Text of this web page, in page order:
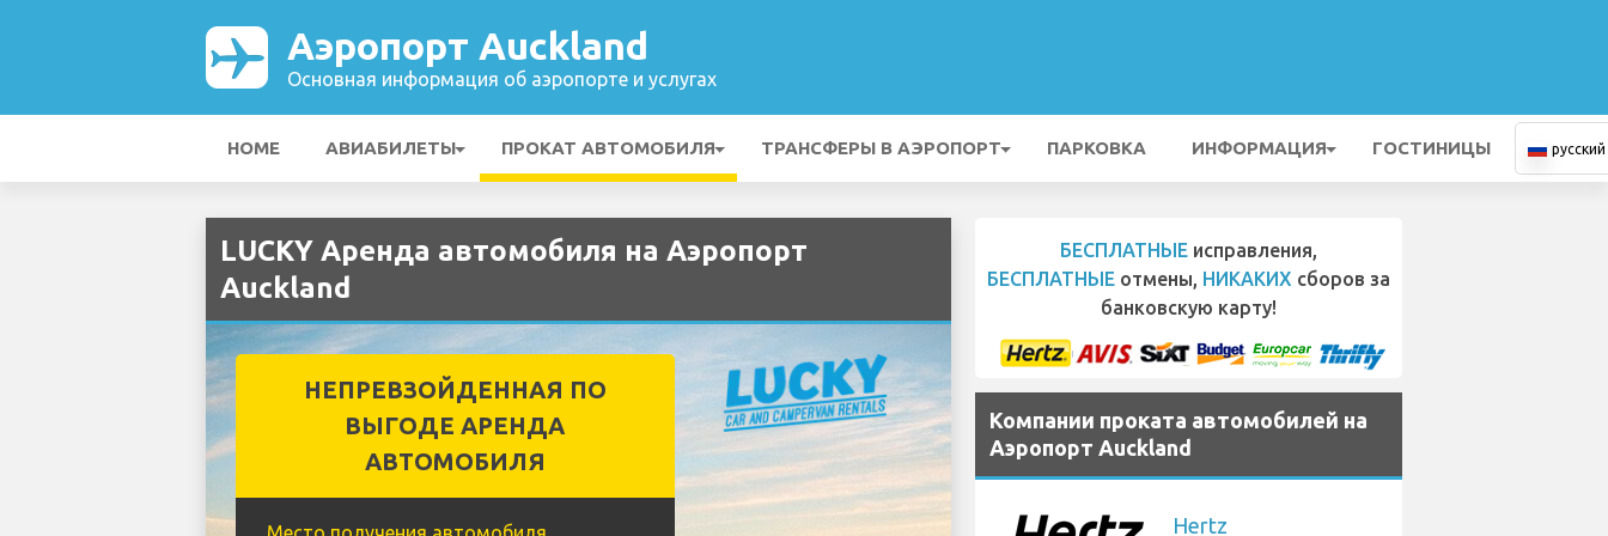
Аэропорт Auckland
Основная информация об аэропорте и услугах
HOME АВИАБИЛЕТЫ ПРОКАТ АВТОМОБИЛЯ ТРАНСФЕРЫ В АЭРОПОРТ ПАРКОВКА ИНФОРМАЦИЯ ГОСТИНИЦЫ русский
LUCKY Аренда автомобиля на Аэропорт
Auckland
НЕПРЕВЗОЙДЕННАЯ ПО
ВЫГОДЕ АРЕНДА
АВТОМОБИЛЯ
БЕСПЛАТНЫЕ исправления,
БЕСПЛАТНЫЕ отмены, НИКАКИХ сборов за
банковскую карту!
Компании проката автомобилей на
Аэропорт Auckland
Hertz